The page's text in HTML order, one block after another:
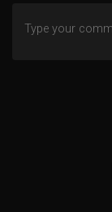
entradas